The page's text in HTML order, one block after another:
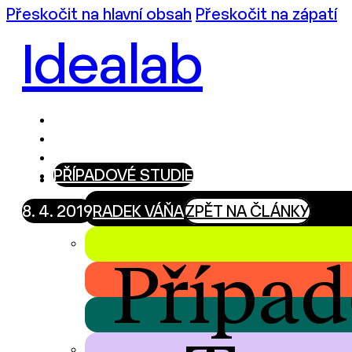
Přeskočit na hlavní obsah Přeskočit na zápatí
Idealab
PŘÍPADOVÉ STUDIE
8. 4. 2019 RADEK VÁŇAZPĚT NA ČLÁNKY